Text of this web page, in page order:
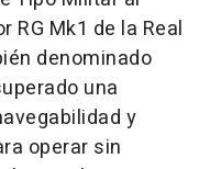
Mk1 de la Real
denominado
una
y
operar sin